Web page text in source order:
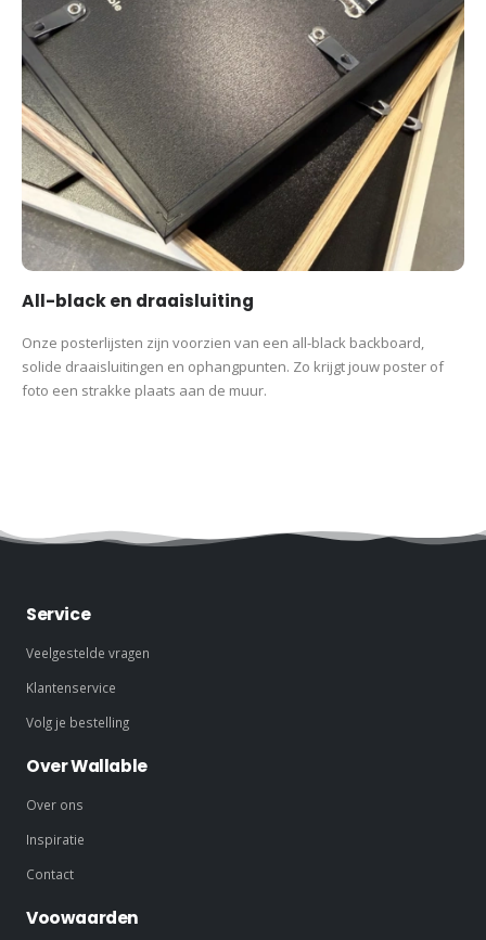
All-black en draaisluiting
Onze posterlijsten zijn voorzien van een all-black backboard,
solide draaisluitingen en ophangpunten. Zo krijgt jouw poster of
foto een strakke plaats aan de muur.
Service
Veelgestelde vragen
Klantenservice
Volg je bestelling
Over Wallable
Over ons
Inspiratie
Contact
Voowaarden